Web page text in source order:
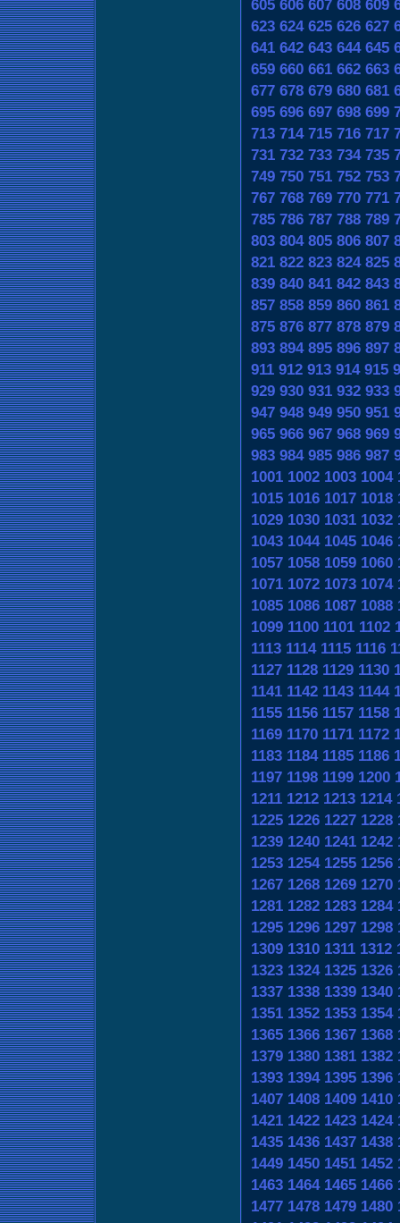
605 606 607 608 609
623 624 625 626 627
641 642 643 644 645
659 660 661 662 663
677 678 679 680 681
695 696 697 698 699
713 714 715 716 717
731 732 733 734 735
749 750 751 752 753
767 768 769 770 771
785 786 787 788 789
803 804 805 806 807
821 822 823 824 825
839 840 841 842 843
857 858 859 860 861
875 876 877 878 879
893 894 895 896 897
911 912 913 914 915
929 930 931 932 933
947 948 949 950 951
965 966 967 968 969
983 984 985 986 987
1001 1002 1003 1004
1015 1016 1017 1018
1029 1030 1031 1032
1043 1044 1045 1046
1057 1058 1059 1060
1071 1072 1073 1074
1085 1086 1087 1088
1099 1100 1101 1102
1113 1114 1115 1116
1127 1128 1129 1130
1141 1142 1143 1144
1155 1156 1157 1158
1169 1170 1171 1172
1183 1184 1185 1186
1197 1198 1199 1200
1211 1212 1213 1214
1225 1226 1227 1228
1239 1240 1241 1242
1253 1254 1255 1256
1267 1268 1269 1270
1281 1282 1283 1284
1295 1296 1297 1298
1309 1310 1311 1312
1323 1324 1325 1326
1337 1338 1339 1340
1351 1352 1353 1354
1365 1366 1367 1368
1379 1380 1381 1382
1393 1394 1395 1396
1407 1408 1409 1410
1421 1422 1423 1424
1435 1436 1437 1438
1449 1450 1451 1452
1463 1464 1465 1466
1477 1478 1479 1480